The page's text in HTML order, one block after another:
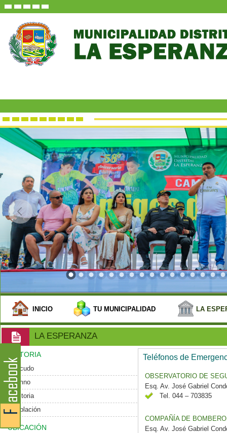
INICIO TU MUNICIPALIDAD LA
LA ESPERANZA
HISTORIA
Escudo
Himno
Historia
Población
UBICACIÓN
Teléfonos de
OBSERVATORIO DE
Esq. Av. José Gabriel
Tel. 044 – 703835
COMPAÑÍA DE
Esq. Av. José Gabriel